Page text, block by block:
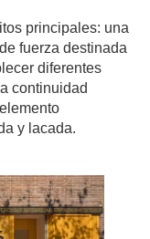
principales: una
fuerza destinada
diferentes
continuidad
y lacada.